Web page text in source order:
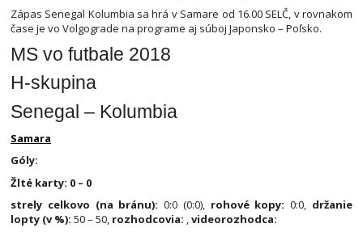
Zápas Senegal Kolumbia sa hrá v Samare od 16.00 SELČ, v rovnakom
čase je vo Volgograde na programe aj súboj Japonsko – Poľsko.
MS vo futbale 2018
H-skupina
Senegal – Kolumbia
Samara
Góly:
Žlté karty: 0 – 0
strely celkovo (na bránu):0:0 (0:0), rohové kopy:0:0, držanie
lopty (v %): 50 – 50, rozhodcovia: ,videorozhodca: